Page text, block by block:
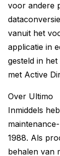
voor andere
vanuit het
applicatie in
gesteld in
met Active
Over Ultimo
Inmiddels
1988. Als
behalen van